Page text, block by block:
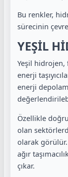
Bu renkler,
sürecinin
YEŞİL
Yeşil hidrojen,
enerji
enerji
Özellikle
olan
olarak
ağır
çıkar.